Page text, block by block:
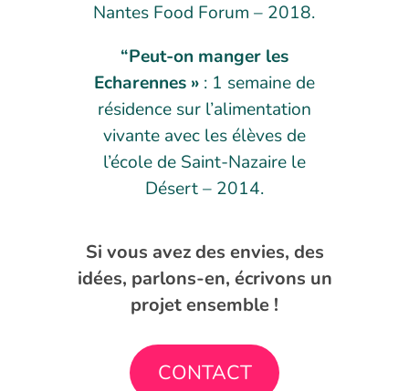
Nantes Food Forum – 2018.
“Peut-on manger les
Echarennes »: 1 semaine de
résidence sur l’alimentation
vivante avec les élèves de
l’école de Saint-Nazaire le
Désert – 2014.
Si vous avez des envies, des
idées, parlons-en, écrivons un
projet ensemble !
CONTACT